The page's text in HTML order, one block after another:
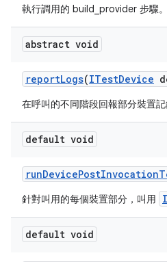
執行調用的 build_provider 步驟。
abstract void
reportLogs(ITestDevice
在呼叫的不同階段回報部分裝置記
default void
runDevicePostInvocation
針對叫用的每個裝置部分，叫用
default void